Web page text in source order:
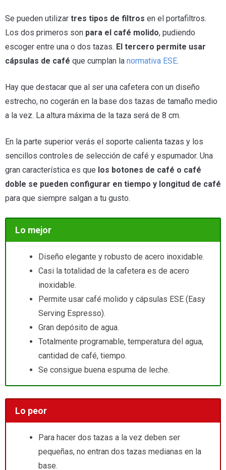
Se pueden utilizar tres tipos de filtros en el portafiltros.
Los dos primeros son para el café molido, pudiendo
escoger entre una o dos tazas. El tercero permite usar
cápsulas de café que cumplan la normativa ESE.
Hay que destacar que al ser una cafetera con un diseño
estrecho, no cogerán en la base dos tazas de tamaño medio
a la vez. La altura máxima de la taza será de 8 cm.
En la parte superior verás el soporte calienta tazas y los
sencillos controles de selección de café y espumador. Una
gran característica es que los botones de café o café
doble se pueden configurar en tiempo y longitud de café
para que siempre salgan a tu gusto.
Lo mejor
Diseño elegante y robusto de acero inoxidable.
Casi la totalidad de la cafetera es de acero
inoxidable.
Permite usar café molido y cápsulas ESE (Easy
Serving Espresso).
Gran depósito de agua.
Totalmente programable, temperatura del agua,
cantidad de café, tiempo.
Se consigue buena espuma de leche.
Lo peor
Para hacer dos tazas a la vez deben ser
pequeñas, no entran dos tazas medianas en la
base.